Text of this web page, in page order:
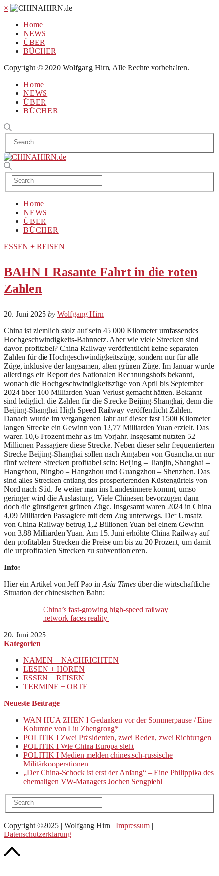
×
Home
NEWS
ÜBER
BÜCHER
Copyright © 2020 Wolfgang Hirn, Alle Rechte vorbehalten.
Home
NEWS
ÜBER
BÜCHER
Home
NEWS
ÜBER
BÜCHER
ESSEN + REISEN
BAHN I Rasante Fahrt in die roten
Zahlen
20. Juni 2025 by Wolfgang Hirn
China ist ziemlich stolz auf sein 45 000 Kilometer umfassendes
Hochgeschwindigkeits-Bahnnetz. Aber wie viele Strecken sind
davon profitabel? China Railway veröffentlicht keine separaten
Zahlen für die Hochgeschwindigkeitszüge, sondern nur für alle
Züge, inklusive der langsamen, alten grünen Züge. Im Januar wurde
allerdings ein Report des Nationalen Rechnungshofs bekannt,
wonach die Hochgeschwindigkeitszüge von April bis September
2024 über 100 Milliarden Yuan Verlust gemacht hätten. Bekannt
sind lediglich die Zahlen für die Strecke Beijing-Shanghai, denn die
Beijing-Shanghai High Speed Railway veröffentlicht Zahlen.
Danach wurde im vergangenen Jahr auf dieser fast 1500 Kilometer
langen Strecke ein Gewinn von 12,77 Milliarden Yuan erzielt. Das
waren 10,6 Prozent mehr als im Vorjahr. Insgesamt nutzten 52
Millionen Passagiere diese Strecke. Neben dieser sehr frequentierten
Strecke Beijing-Shanghai sollen nach Angaben von Guancha.cn nur
fünf weitere Strecken profitabel sein: Beijing – Tianjin, Shanghai –
Hangzhou, Ningbo – Hangzhou und Guangzhou – Shenzhen. Das
sind alles Strecken entlang des prosperierenden Küstengürtels von
Nord nach Süd. Je weiter man ins Landesinnere kommt, umso
geringer wird die Auslastung. Viele Chinesen bevorzugen dann
doch die günstigeren grünen Züge. Insgesamt waren 2024 in China
4,09 Milliarden Passagiere mit dem Zug unterwegs. Der Umsatz
von China Railway betrug 1,2 Billionen Yuan bei einem Gewinn
von 3,88 Milliarden Yuan. Am 15. Juni erhöhte China Railway auf
den profitablen Strecken die Preise um bis zu 20 Prozent, um damit
die unprofitablen Strecken zu subventionieren.
Info:
Hier ein Artikel von Jeff Pao in Asia Times über die wirtschaftliche
Situation der chinesischen Bahn:
China’s fast-growing high-speed railway
network faces reality
20. Juni 2025
Kategorien
NAMEN + NACHRICHTEN
LESEN + HÖREN
ESSEN + REISEN
TERMINE + ORTE
Neueste Beiträge
WAN HUA ZHEN I Gedanken vor der Sommerpause / Eine
Kolumne von Liu Zhengrong*
POLITIK I Zwei Präsidenten, zwei Reden, zwei Richtungen
POLITIK I Wie China Europa sieht
POLITIK I Medien melden chinesisch-russische
Militärkooperationen
„Der China-Schock ist erst der Anfang“ – Eine Philippika des
ehemaligen VW-Managers Jochen Sengpiehl
Copyright ©2025 | Wolfgang Hirn | Impressum |
Datenschutzerklärung